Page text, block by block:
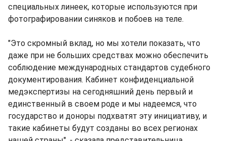
специальных линеек, которые используются при
фотографировании синяков и побоев на теле.
"Это скромный вклад, но мы хотели показать, что
даже при не больших средствах можно обеспечить
соблюдение международных стандартов судебного
документирования. Кабинет конфиденциальной
медэкспертизы на сегодняшний день первый и
единственный в своем роде и мы надеемся, что
государство и доноры подхватят эту инициативу, и
такие кабинеты будут созданы во всех регионах